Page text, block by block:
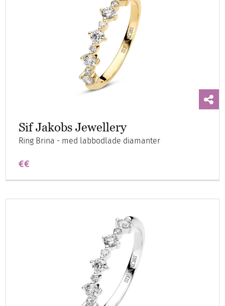
Sif Jakobs Jewellery
Ring Brina - med labbodlade diamanter
€€